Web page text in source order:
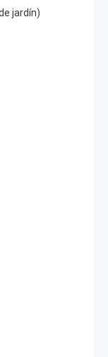
jardín)